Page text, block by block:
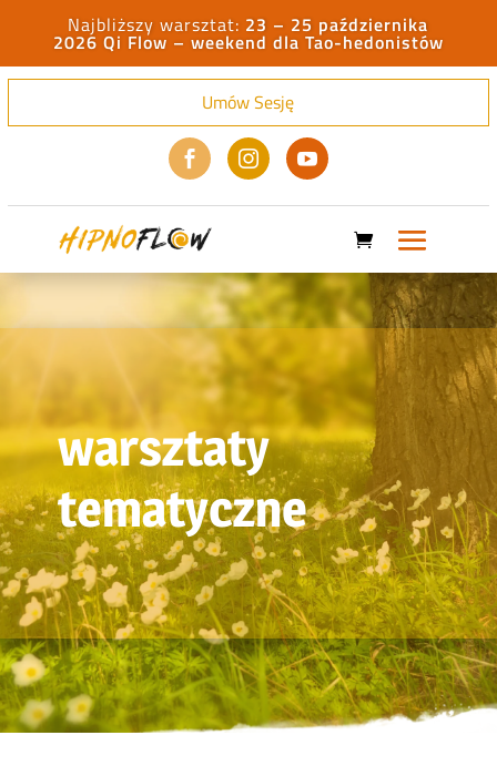
23 – 25 października
2026 Qi Flow – weekend dla Tao-hedonistów
Umów Sesję
  
warsztaty
tematyczne